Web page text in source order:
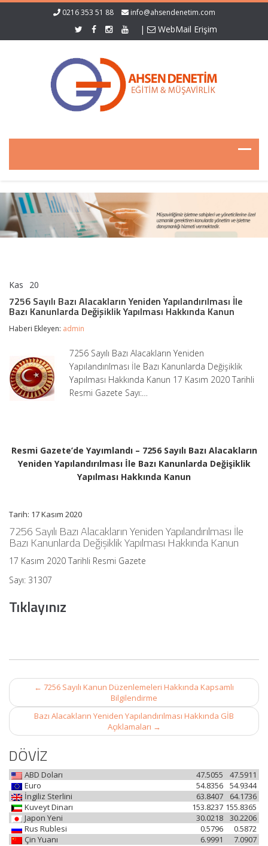
0216 353 51 88 info@ahsendenetim.com
| WebMail Erişim
Kas 20
Bazı
Alacakların
Yeniden
Kanunlarda
Değişiklik
Yapılması
Hakkında
7256 Sayılı Bazı Alacakların Yeniden Yapılandırılması İle
Bazı Kanunlarda Değişiklik Yapılması Hakkında Kanun
Haberi Ekleyen: admin
7256 Sayılı Bazı Alacakların Yeniden
Yapılandırılması İle Bazı Kanunlarda Değişiklik
Yapılması Hakkında Kanun 17 Kasım 2020 Tarihli
Resmi Gazete Sayı:…
Resmi Gazete’de Yayımlandı – 7256 Sayılı Bazı Alacakların
Yeniden Yapılandırılması İle Bazı Kanunlarda Değişiklik
Yapılması Hakkında Kanun
Tarih: 17 Kasım 2020
7256 Sayılı Bazı Alacakların Yeniden Yapılandırılması İle
Bazı Kanunlarda Değişiklik Yapılması Hakkında Kanun
17 Kasım 2020 Tarihli Resmi Gazete
Sayı: 31307
Tıklayınız
Post
navigation
← 7256 Sayılı Kanun Düzenlemeleri Hakkında Kapsamlı
Bilgilendirme
Bazı Alacakların Yeniden Yapılandırılması Hakkında GİB
Açıklamaları →
DÖVİZ
ABD Doları 47.5911
47.5055
Euro
54.9344
54.8356
İngiliz Sterlini
64.1736
63.8407
Kuveyt Dinarı
155.8365
153.8237
Japon Yeni
30.2206
30.0218
Rus Rublesi
0.5872
0.5796
Çin Yuanı
7.0907
6.9991